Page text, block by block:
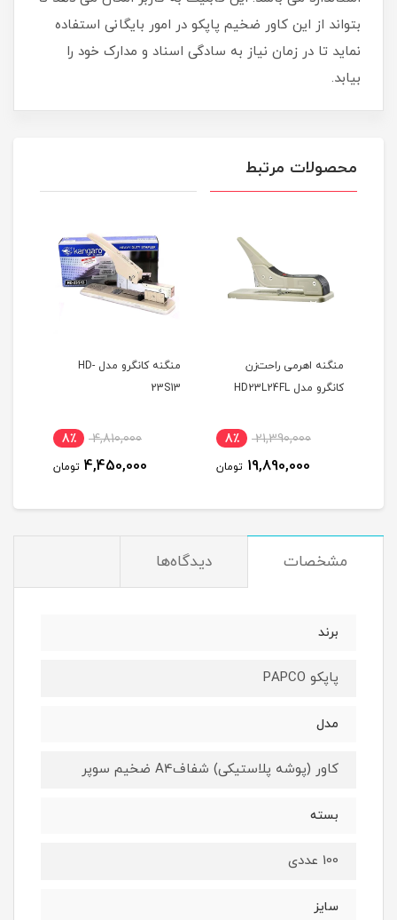
بتواند از این کاور ضخیم پاپکو در امور بایگانی استفاده
نماید تا در زمان نیاز به سادگی اسناد و مدارک خود را
بیابد.
محصولات مرتبط
اهرمی راحت‌زن
8٪
تومان
منگنه کانگرو مدل HD-
23S13
8٪
4,450,000 تومان
دستگاه چسب پهن
مشخصات دیدگاه‌ها
برند
پاپکو PAPCO
مدل
کاور (پوشه پلاستیکی) شفافA4 ضخیم سوپر
بسته
100 عددی
سایز